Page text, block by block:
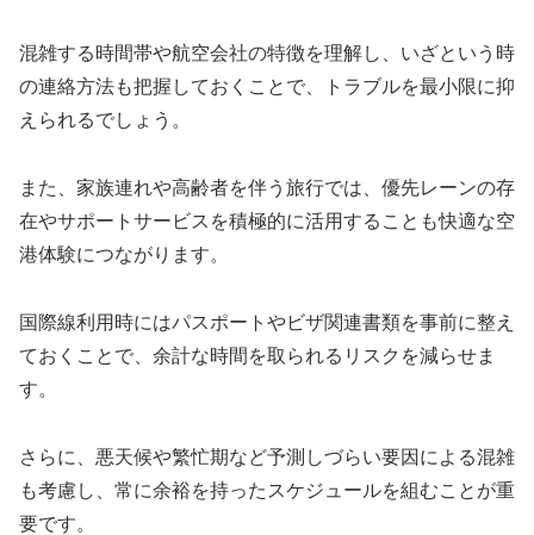
混雑する時間帯や航空会社の特徴を理解し、いざという時
の連絡方法も把握しておくことで、トラブルを最小限に抑
えられるでしょう。
また、家族連れや高齢者を伴う旅行では、優先レーンの存
在やサポートサービスを積極的に活用することも快適な空
港体験につながります。
国際線利用時にはパスポートやビザ関連書類を事前に整え
ておくことで、余計な時間を取られるリスクを減らせま
す。
さらに、悪天候や繁忙期など予測しづらい要因による混雑
も考慮し、常に余裕を持ったスケジュールを組むことが重
要です。